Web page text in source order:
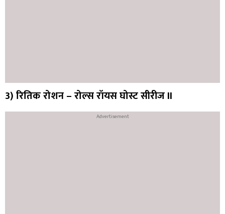
3) रितिक रोशन – रोल्स रॉयस घोस्ट सीरीज II